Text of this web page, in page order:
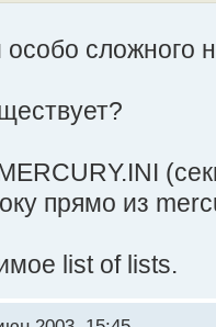
сложного
прямо из
list of lists.